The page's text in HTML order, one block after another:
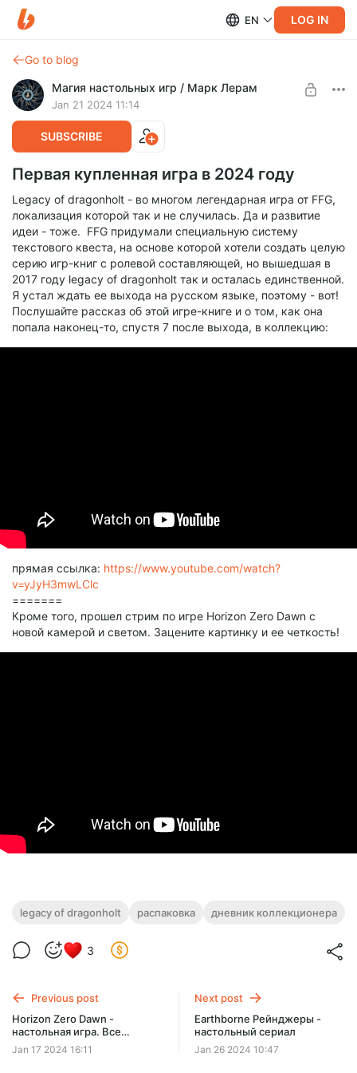
EN LOG IN
Go to blog
Магия настольных игр / Марк Лерам
Jan 21 2024 11:14
SUBSCRIBE
Первая купленная игра в 2024 году
Legacy of dragonholt - во многом легендарная игра от FFG,
локализация которой так и не случилась. Да и развитие
идеи - тоже. FFG придумали специальную систему
текстового квеста, на основе которой хотели создать целую
серию игр-книг с ролевой составляющей, но вышедшая в
2017 году legacy of dragonholt так и осталась единственной.
Я устал ждать ее выхода на русском языке, поэтому - вот!
Послушайте рассказ об этой игре-книге и о том, как она
попала наконец-то, спустя 7 после выхода, в коллекцию:
прямая ссылка: https://www.youtube.com/watch?
v=yJyH3mwLClc
=======
Кроме того, прошел стрим по игре Horizon Zero Dawn с
новой камерой и светом. Зацените картинку и ее четкость!
legacy of dragonholt распаковка дневник коллекционера
3
Previous post
Horizon Zero Dawn -
настольная игра. Все
материалы по базовой
коробке.
Jan 17 2024 16:11
Next post
Earthborne Рейнджеры -
настольный сериал
Jan 26 2024 10:47